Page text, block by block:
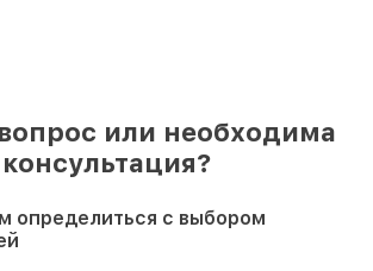
или необходима
консультация?
определиться с выбором